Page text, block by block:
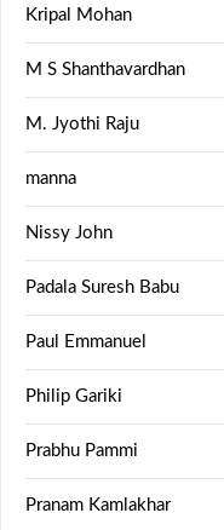
Kripal Mohan
M S Shanthavardhan
M. Jyothi Raju
manna
Nissy John
Padala Suresh Babu
Paul Emmanuel
Philip Gariki
Prabhu Pammi
Pranam Kamlakhar